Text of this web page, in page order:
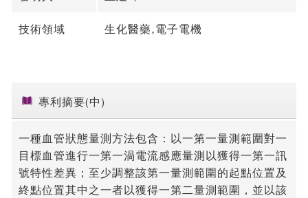
技術領域 生化醫藥,電子電機
專利摘要(中)
一種血管狀態量測方法包含：以一第一量測範圍對一
目標血管進行一第一渦電流感應量測以獲得一第一訊
號特性差異；至少調整該第一量測範圍的起點位置及
終點位置其中之一者以獲得一第二量測範圍，並以該